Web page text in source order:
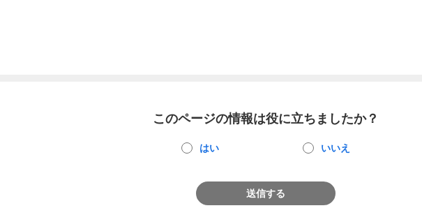
このページの情報は役に立ちましたか？
はい いいえ
送信する